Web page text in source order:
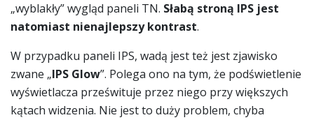
„wyblakły” wygląd paneli TN. Słabą stroną IPS jest
natomiast nienajlepszy kontrast.
W przypadku paneli IPS, wadą jest też jest zjawisko
zwane „IPS Glow”. Polega ono na tym, że podświetlenie
wyświetlacza prześwituje przez niego przy większych
kątach widzenia. Nie jest to duży problem, chyba